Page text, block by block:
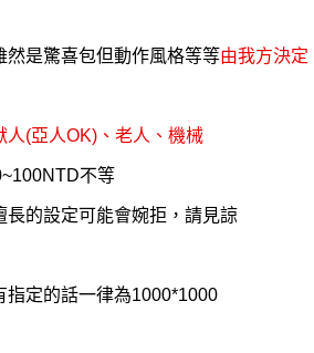
然是驚喜包但動作風格等等由我方決定
人(亞人OK)、老人、機械
不等
的設定可能會婉拒，請見諒
定的話一律為1000*1000